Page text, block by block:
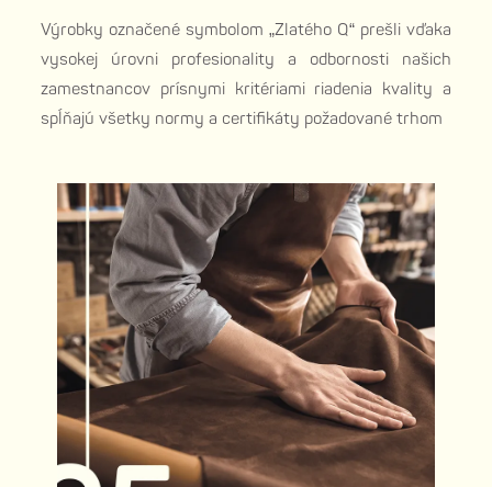
Výrobky označené symbolom „Zlatého Q“ prešli vďaka
vysokej úrovni profesionality a odbornosti našich
zamestnancov prísnymi kritériami riadenia kvality a
spĺňajú všetky normy a certifikáty požadované trhom